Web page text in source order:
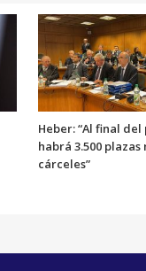
Heber: “Al final
habrá 3.500 plazas
cárceles”